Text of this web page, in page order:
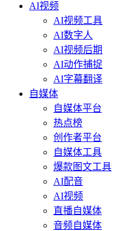
AI视频
AI视频工具
AI数字人
AI视频后期
AI动作捕捉
AI字幕翻译
自媒体
自媒体平台
热点榜
创作者平台
自媒体工具
爆款图文工具
AI配音
AI视频
直播自媒体
音频自媒体